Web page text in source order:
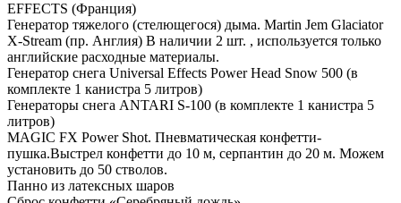
EFFECTS (Франция)
Генератор тяжелого (стелющегося) дыма. Martin Jem Glaciator
X-Stream (пр. Англия) В наличии 2 шт. , используется только
английские расходные материалы.
Генератор снега Universal Effects Power Head Snow 500 (в
комплекте 1 канистра 5 литров)
Генераторы снега ANTARI S-100 (в комплекте 1 канистра 5
литров)
MAGIC FX Power Shot. Пневматическая конфетти-
пушка.Выстрел конфетти до 10 м, серпантин до 20 м. Можем
установить до 50 стволов.
Панно из латексных шаров